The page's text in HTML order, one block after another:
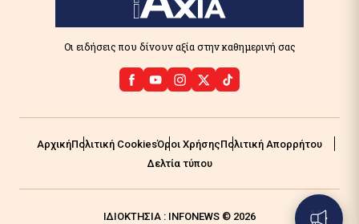
Οι ειδήσεις που δίνουν αξία στην καθημερινή σας
ΑρχικήΠολιτική CookiesΌροι ΧρήσηςΠολιτική Απορρήτου
Δελτία τύπου
ΙΔΙΟΚΤΗΣΙΑ : INFONEWS © 2026